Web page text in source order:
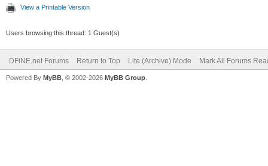
View a Printable Version
Users browsing this thread: 1 Guest(s)
DFiNE.net Forums Return to Top Lite (Archive) Mode Mark All Forums
Powered By MyBB , © 2002-2026 MyBB Group